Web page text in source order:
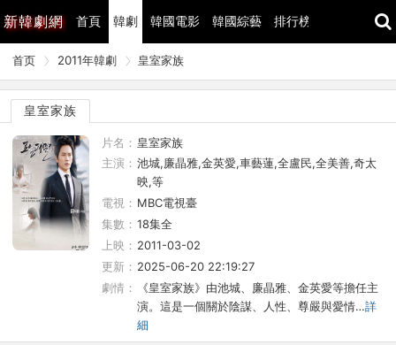
新韓劇網 首頁 韓劇 韓國電影 韓國綜藝 排行榜
首页 2011年韓劇 皇室家族
皇室家族
片名： 皇室家族
主演： 池城,廉晶雅,金英愛,車藝蓮,全盧民,全美善,奇太
映,等
電視： MBC電視臺
集數： 18集全
上映： 2011-03-02
更新： 2025-06-20 22:19:27
劇情：
《皇室家族》由池城、廉晶雅、金英愛等擔任主
演。這是一個關於陰謀、人性、尊嚴與愛情…詳
細